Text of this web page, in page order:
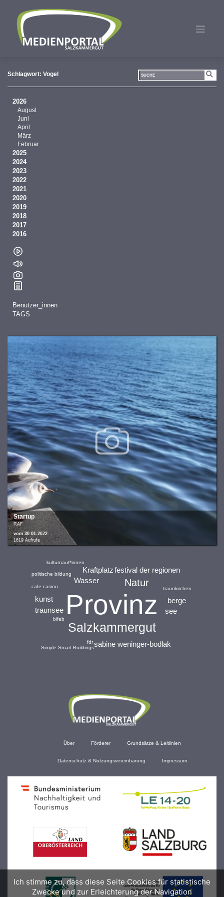
springen
Schlagwort: Vogel
Startup
RAF
vom 30.01.2022
1619 Aufrufe
Provinz
Salzkammergut
Natur
Wasser
Kraftplatz festival der regionen
see
traunsee
berge
sabine weninger-bodlak
kunst
traunkirchen
cafe-casino
bifeb
fdr
politische bildung
kulturnaut*innen
Simple Smart Buildings
2026
August
Juni
April
März
Februar
2025
2024
2023
2022
2021
2020
2019
2018
2017
2016
Benutzer_innen
TAGS
Über Förderer Grundsätze & Leitlinien
Datenschutz & Nutzungsvereinbarung Impressum
Ich stimme zu, dass diese Seite Cookies für statistische
Zwecke und zur Erleichterung der Navigation